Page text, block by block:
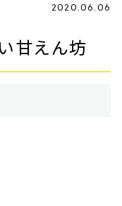
2020.06.06
甘えん坊